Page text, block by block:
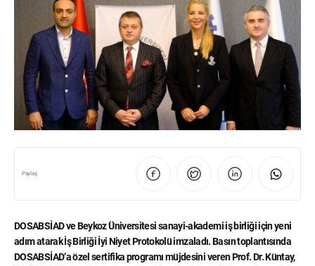
Paylaş
DOSABSİAD ve Beykoz Üniversitesi sanayi-akademi iş birliği için yeni
adım atarak İş Birliği İyi Niyet Protokolü imzaladı. Basın toplantısında
DOSABSİAD’a özel sertifika programı müjdesini veren Prof. Dr. Küntay,